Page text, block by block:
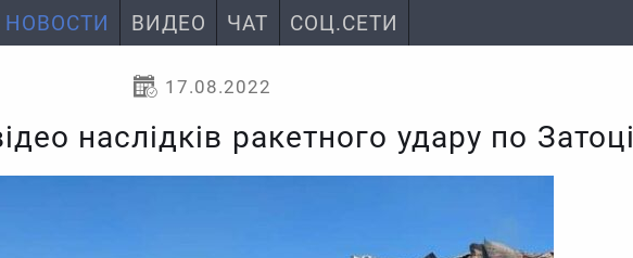
НОВОСТИ ВИДЕО ЧАТ СОЦ.СЕТИ
17.08.2022
наслідків ракетного удару по Затоці